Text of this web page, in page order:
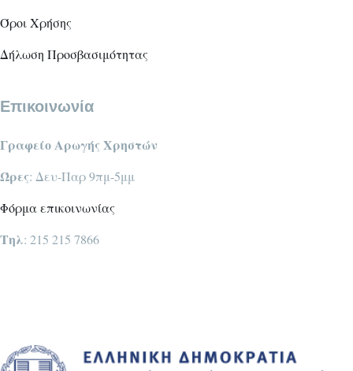
Όροι Χρήσης
Δήλωση Προσβασιμότητας
Επικοινωνία
Γραφείο Αρωγής Χρηστών
Ώρες: Δευ-Παρ 9πμ-5μμ
Φόρμα επικοινωνίας
Τηλ: 215 215 7866